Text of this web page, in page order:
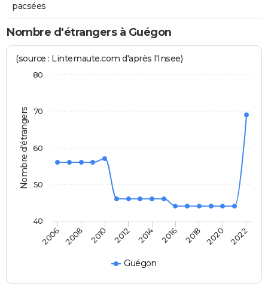
pacsées
Nombre d'étrangers à Guégon
Nombre d'étrangers
(source : Linternaute.com d'après l'Insee)
Guégon
2006 2008 2010 2012 2014 2016 2018 2020 2022
40
50
60
70
80